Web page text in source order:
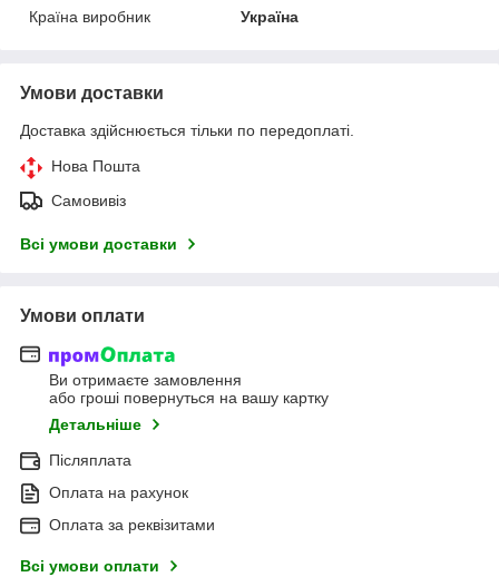
Країна виробник
Україна
Умови доставки
Доставка здійснюється тільки по передоплаті.
Нова Пошта
Самовивіз
Всі умови доставки
Умови оплати
Ви отримаєте замовлення
або гроші повернуться на вашу картку
Детальніше
Післяплата
Оплата на рахунок
Оплата за реквізитами
Всі умови оплати